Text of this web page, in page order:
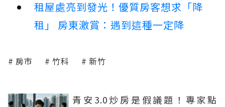
租屋處亮到發光！優質房客想求「降
租」 房東激賞：遇到這種一定降
房市 竹科 新竹
青安3.0炒房是假議題！專家點